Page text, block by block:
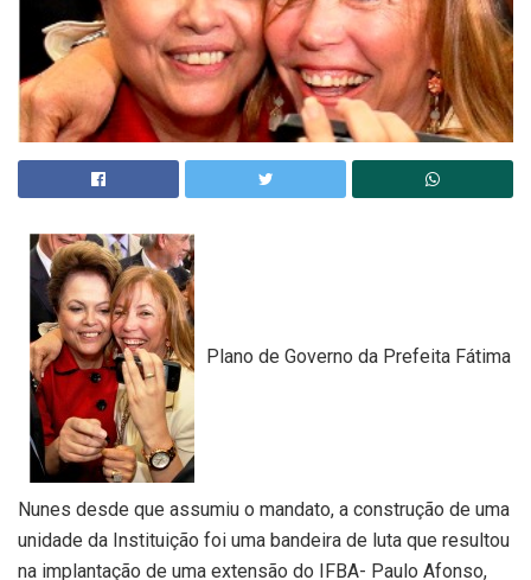
Plano de Governo da Prefeita Fátima
Nunes desde que assumiu o mandato, a construção de uma
unidade da Instituição foi uma bandeira de luta que resultou
na implantação de uma extensão do IFBA- Paulo Afonso,